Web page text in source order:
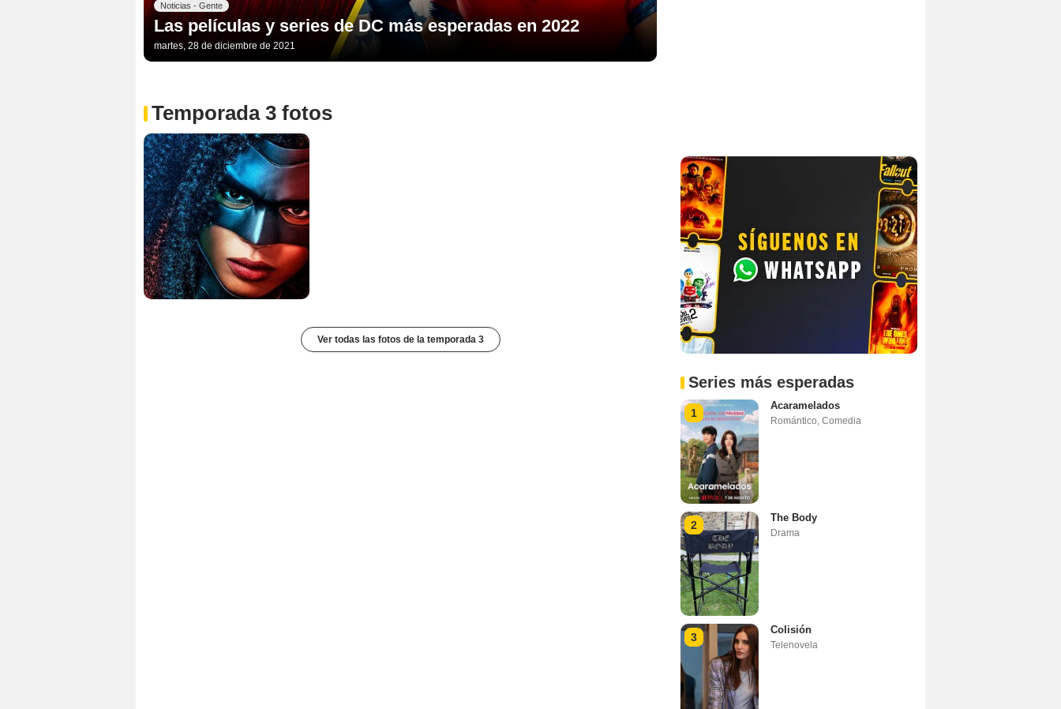
Noticias - Gente
Las películas y series de DC más esperadas en 2022
martes, 28 de diciembre de 2021
Temporada 3 fotos
Ver todas las fotos de la temporada 3
Series más esperadas
1
Acaramelados
Romántico Comedia
2
The Body
Drama
3
Colisión
Telenovela